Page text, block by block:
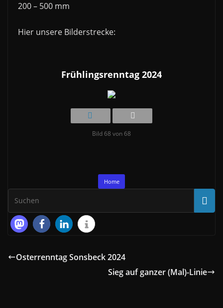
200 – 500 mm
Hier unsere Bilderstrecke:
Frühlingsrenntag 2024
Bild 68 von 68
Home
Osterrenntag Sonsbeck 2024
Sieg auf ganzer (Mal)-Linie